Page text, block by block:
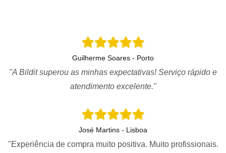
Guilherme Soares - Porto
"A Bildit superou as minhas expectativas! Serviço rápido e
atendimento excelente."
José Martins - Lisboa
"Experiência de compra muito positiva. Muito profissionais.